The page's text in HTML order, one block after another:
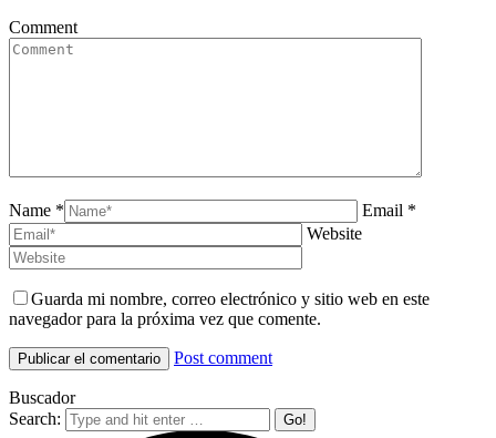
Comment
Name *
Email *
Website
Guarda mi nombre, correo electrónico y sitio web en este
navegador para la próxima vez que comente.
Post comment
Buscador
Search: